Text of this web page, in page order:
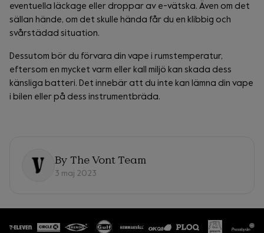
eventuella läckage eller droppar av e-vätska. Även om det
sällan hände, om det skulle hända får du en klibbig och
svårstädad situation.
Dessutom bör du förvara din vape i rumstemperatur,
eftersom en mycket varm eller kall miljö kan skada dess
känsliga batteri. Det innebär att du inte kan lämna din vape
i bilen eller på dess instrumentbräda.
By The Vont Team
3 maj 2023